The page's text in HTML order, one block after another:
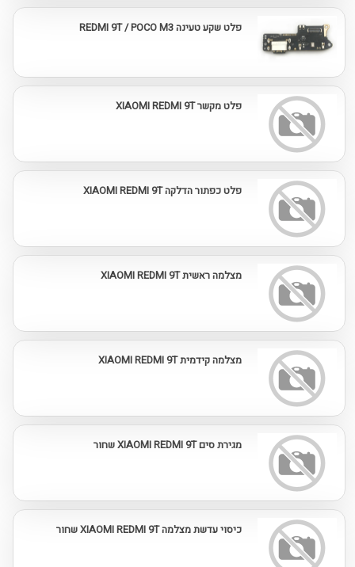
פלט שקע טעינה REDMI 9T / POCO M3
פלט מקשר XIAOMI REDMI 9T
פלט כפתור הדלקה XIAOMI REDMI 9T
מצלמה ראשית XIAOMI REDMI 9T
מצלמה קידמית XIAOMI REDMI 9T
מגירת סים XIAOMI REDMI 9T שחור
כיסוי עדשת מצלמה XIAOMI REDMI 9T שחור